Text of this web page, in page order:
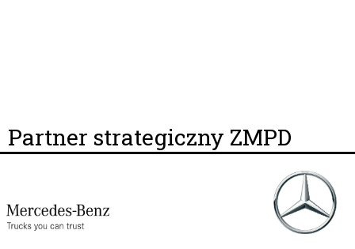
Partner strategiczny ZMPD